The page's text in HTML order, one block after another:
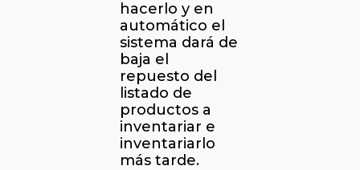
hacerlo y en
automático el
sistema dará de
baja el
repuesto del
listado de
productos a
inventariar e
inventariarlo
más tarde.